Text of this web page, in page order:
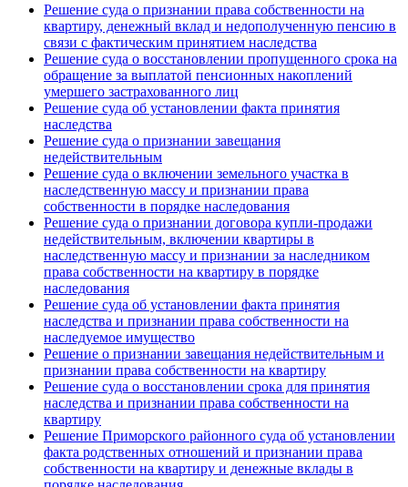
Решение суда о признании права собственности на
квартиру, денежный вклад и недополученную пенсию в
связи с фактическим принятием наследства
Решение суда о восстановлении пропущенного срока на
обращение за выплатой пенсионных накоплений
умершего застрахованного лиц
Решение суда об установлении факта принятия
наследства
Решение суда о признании завещания
недействительным
Решение суда о включении земельного участка в
наследственную массу и признании права
собственности в порядке наследования
Решение суда о признании договора купли-продажи
недействительным, включении квартиры в
наследственную массу и признании за наследником
права собственности на квартиру в порядке
наследования
Решение суда об установлении факта принятия
наследства и признании права собственности на
наследуемое имущество
Решение о признании завещания недействительным и
признании права собственности на квартиру
Решение суда о восстановлении срока для принятия
наследства и признании права собственности на
квартиру
Решение Приморского районного суда об установлении
факта родственных отношений и признании права
собственности на квартиру и денежные вклады в